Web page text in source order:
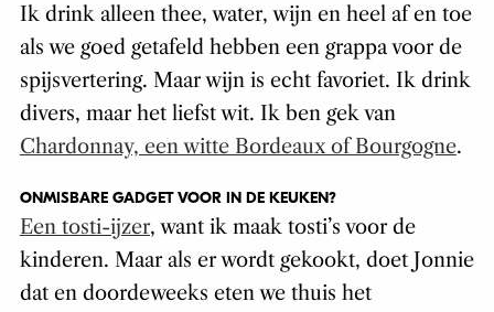
Ik drink alleen thee, water, wijn en heel af en toe
als we goed getafeld hebben een grappa voor de
spijsvertering. Maar wijn is echt favoriet. Ik drink
divers, maar het liefst wit. Ik ben gek van
Chardonnay, een witte Bordeaux of Bourgogne.
ONMISBARE GADGET VOOR IN DE KEUKEN?
Een tosti-ijzer, want ik maak tosti’s voor de
kinderen. Maar als er wordt gekookt, doet Jonnie
dat en doordeweeks eten we thuis het